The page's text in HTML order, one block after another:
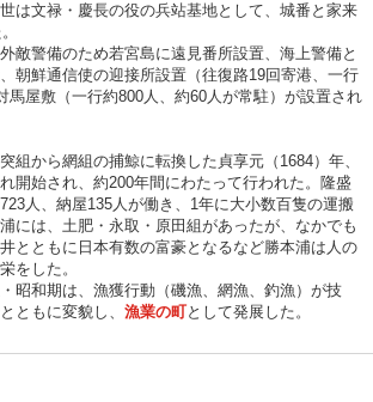
世は文禄・慶長の役の兵站基地として、城番と家来
敵警備のため若宮島に遠見番所設置、海上警備と
朝鮮通信使の迎接所設置（往復路19回寄港、一行
馬屋敷（一行約800人、約60人が常駐）が設置され
組から網組の捕鯨に転換した貞享元（1684）年、
開始され、約200年間にわたって行われた。隆盛
人、納屋135人が働き、1年に大小数百隻の運搬
には、土肥・永取・原田組があったが、なかでも
とともに日本有数の富豪となるなど勝本浦は人の
をした。
昭和期は、漁獲行動（磯漁、網漁、釣漁）が技
ともに変貌し、漁業の町として発展した。